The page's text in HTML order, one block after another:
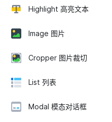
Highlight 高亮文本
Image 图片
Cropper 图片裁切
List 列表
Modal 模态对话框